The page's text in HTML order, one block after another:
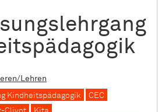
Lehren
Kindheitspädagogik
CEC